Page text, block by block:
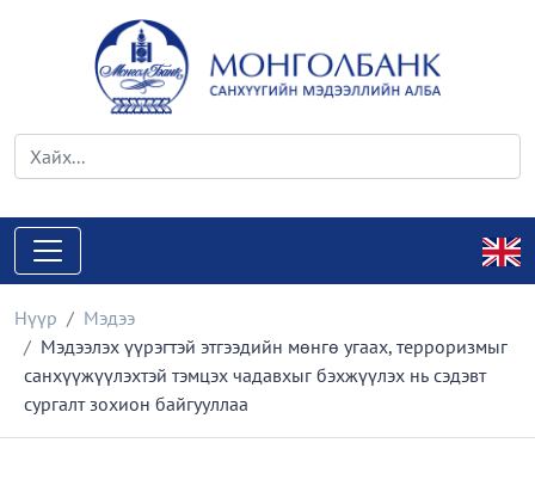
Нүүр
Мэдээ
Мэдээлэх үүрэгтэй этгээдийн мөнгө угаах, терроризмыг
санхүүжүүлэхтэй тэмцэх чадавхыг бэхжүүлэх нь сэдэвт
сургалт зохион байгууллаа